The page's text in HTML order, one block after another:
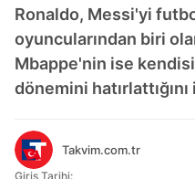
Ronaldo, Messi'yi
oyuncularından biri
Mbappe'nin ise
dönemini
Takvim.com.tr
Giriş Tarihi: